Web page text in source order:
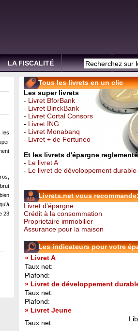
LA FISCALITÉ
les
23
Tous les livrets en un clic
Les super livrets
- Livret BforBank
- Livret BinckBank
- Livret Cortal Consors
- Livret ING
- Livret Monabanq
- Livret + de Fortuneo
Et les livrets d'épargne
- Le livret A
- Le livret de développement durable
Livrets.net vous
Livret d'épargne
Crédit à la consommation
Proprietaire immobilier
Assurance pour la maison
Les indicateurs pour votre
» Livret A
Taux net:
Plafond:
» Livret de développement
Taux net:
Plafond:
» Livret Jeune
Taux net: